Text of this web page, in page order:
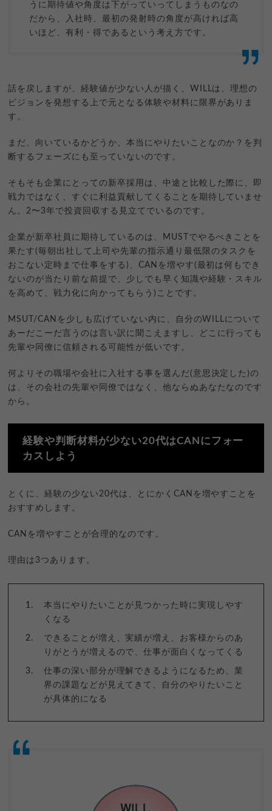
うに期待値や角度は下がっていってしまうものなの
だから、入社時、最初の発射時の角度が高ければ高
いほど、有利・得であるという考え方です。
話を戻しますが、経験値が少ない人が描く、WILLは、理想の
ビジョンを発想する上で元となる体験や材料に限界がありま
す。
まだ、向いているかどうか、本当にやりたいことなのか？を判
断するフェーズにも至っていないのです。
そもそも企業にとっての新卒採用は、中途と比較した際に、即
戦力ではなく、すぐに利益貢献してくることを期待していませ
ん。2〜3年で投資回収する見立てでいるのです。
企業が新卒社員に期待しているのは、MUSTでやるべきことを
果たす(毎朝出社して上司や先輩の指示通り最低限のタスクを
おこない定時まで仕事をする)、CANを増やす(最初は何もでき
ないのが当たり前な前提で、少しでも早く知識や経験・スキル
を高めて、戦力化に向かってもらう)ことです。
MSUT/CANを少しも広げていない内に、自分のWILLについて
あーだこーだ言うのは言い訳に聞こえますし、どこに行っても
先輩や同僚に信頼される可能性が低いです。
何よりその職場や会社に入社する事を選んだ(意思決定した)の
は、その会社の先輩や同僚ではなく、他ならぬあなたなのです
から。
経験や判断材料が少ない20代はCANにフォー
カスしよう
とくに、経験の少ない20代は、とにかくCANを増やすことを
おすすめします。
CANを増やすことが合理的なのです。
理由は3つあります。
本当にやりたいことが見つかった時に実現しやす
くなる
できることが増え、実績が増え、お客様からのあ
りがとうが増えるので、仕事が面白くなってくる
仕事の深い部分が理解できるようになるため、業
界の課題などが見えてきて、自分のやりたいこと
が具体的になる